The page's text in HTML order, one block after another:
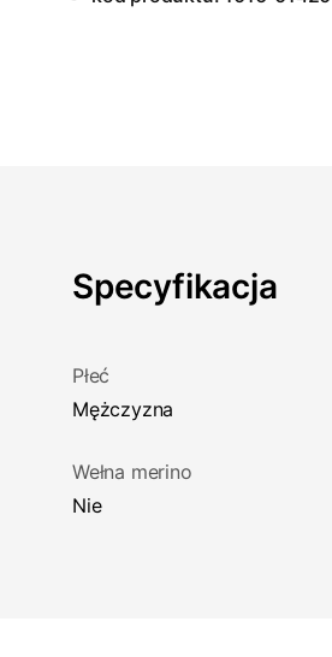
Specyfikacja
Płeć
Mężczyzna
Wełna merino
Nie